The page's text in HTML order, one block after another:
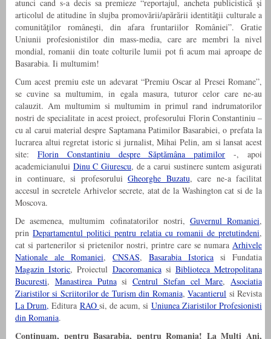
atunci cand s-a decis sa premieze “reportajul, ancheta publicistică şi
articolul de atitudine în slujba promovării/apărării identităţii culturale a
comunităţilor româneşti, din afara fruntariilor României”. Gratie
Uniunii profesionistilor din mass-media, care are membri la nivel
mondial, romanii din toate colturile lumii pot fi acum mai aproape de
Basarabia. Ii multumim!
Cum acest premiu este un adevarat “Premiu Oscar al Presei Romane”,
se cuvine sa multumim, in egala masura, tuturor celor care ne-au
calauzit. Am multumim si multumim in primul rand indrumatorilor
nostri de specialitate in acest proiect, profesorului Florin Constantiniu –
cu al carui material despre Saptamana Patimilor Basarabiei, o prefata la
lucrarea altui regretat istoric si jurnalist, Mihai Pelin, am si lansat acest
site: Florin Constantiniu despre Săptămâna patimilor -, apoi
academicianului Dinu C Giurescu, de a carui sustinere suntem asigurati
in continuare, si profesorului Gheorghe Buzatu, care ne-a facilitat
accesul in secretele Arhivelor secrete, atat de la Washington cat si de la
Moscova.
De asemenea, multumim cofinatatorilor nostri, Guvernul Romaniei,
prinDepartamentul politici pentru relatia cu romanii de pretutindeni,
cat si partenerilor si prietenilor nostri, printre care se numara Arhivele
Nationale ale Romaniei, CNSAS, Basarabia Istorica si Fundatia
Magazin Istoric, Proiectul Dacoromanicasi Biblioteca Metropolitana
Bucuresti, Manastirea Putnasi Centrul Stefan cel Mare, Asociatia
Ziaristilor si Scriitorilor de Turism din Romania,Vacantierul si Revista
La Drum, Editura RAO si, de acum, si Uniunea Ziaristilor Profesionisti
din Romania.
Continuam, pentru Basarabia, pentru Romania! La Multi Ani,